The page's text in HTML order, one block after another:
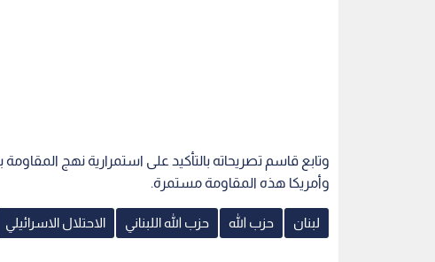
وتابع قاسم تصريحاته بالتأكيد على استمرارية نهج
وأمريكا هذه المقاومة مستمرة.
لبنان حزب الله حزب الله اللبناني الاحتلال الاسرائيلي